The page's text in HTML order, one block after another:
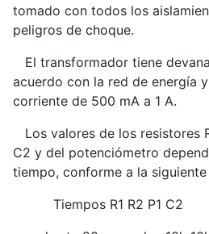
tomado con todos los
peligros de choque.
El transformador tiene
acuerdo con la red de energía
corriente de 500 mA a 1 A.
Los valores de los resistores
C2 y del potenciómetro
tiempo, conforme a la
Tiempos R1 R2 P1 C2